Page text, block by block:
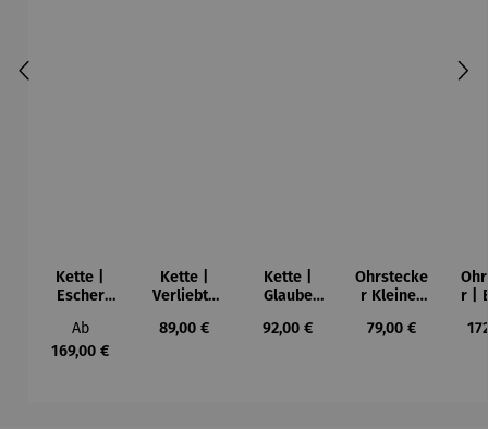
Kette |
Escher
Regulärer Preis:
Ab
169,00 €
Kette |
Verliebte
Regulärer Preis:
89,00 €
Kette |
Glaube
Hoffnung
Regulärer Preis:
92,00 €
Ohrstecke
r Kleiner
el
Regulärer Preis:
79,00 €
r |